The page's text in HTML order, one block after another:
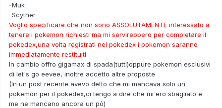
-Muk
-Scyther
Voglio specificare che non sono ASSOLUTAMENTE interessato a
tenere i pokemon richiesti ma mi servirebbero per completare il
pokedex,una volta registrati nel pokedex i pokemon saranno
immediatamente restituiti
In cambio offro gigamax di spada(tutti)oppure pokemon esclusivi
di let's go eevee, inoltre accetto altre proposte
(In un post recente avevo detto che mi mancava solo un
pokemon per il pokedex,ci tengo a dire che mi ero sbagliato e
me ne mancano ancora un pò)